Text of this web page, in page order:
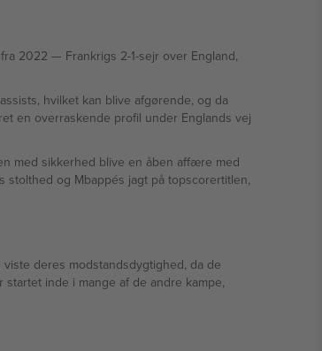
England,
hvilket kan blive afgørende, og da
en overraskende profil under Englands vej
med sikkerhed blive en åben affære med
og Mbappés jagt på topscorertitlen,
deres modstandsdygtighed, da de
inde i mange af de andre kampe,